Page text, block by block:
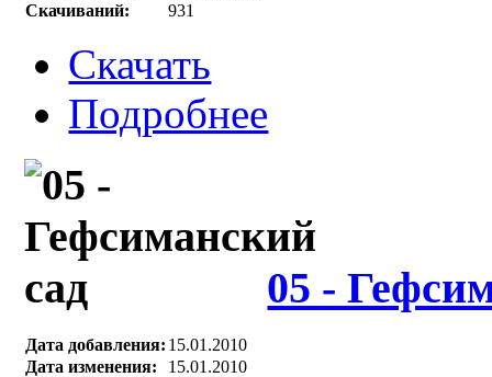
Скачиваний:
931
Скачать
Подробнее
05 -
Дата добавления: 15.01.2010
Дата изменения:
15.01.2010